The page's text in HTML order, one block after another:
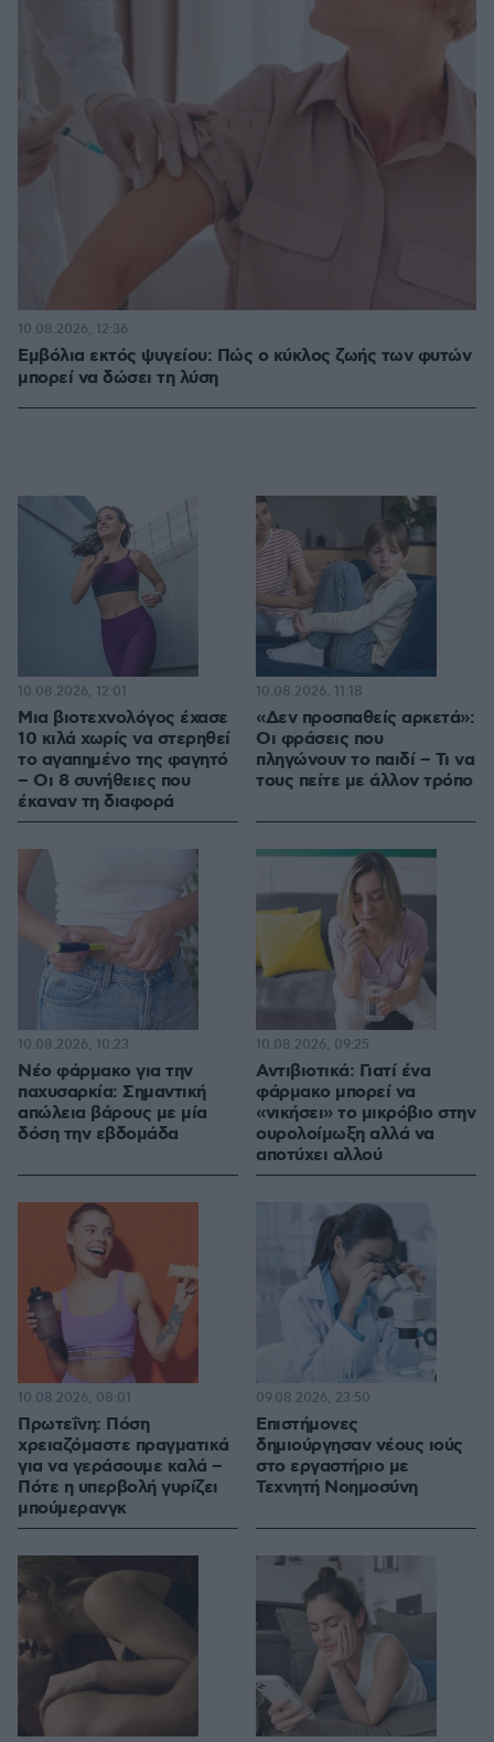
Εμβόλια εκτός ψυγείου: Πώς ο κύκλος ζωής των φυτών
μπορεί να δώσει τη λύση
10.08.2026, 12:36
Μια βιοτεχνολόγος έχασε
10 κιλά χωρίς να στερηθεί
το αγαπημένο της φαγητό
– Οι 8 συνήθειες που
έκαναν τη διαφορά
10.08.2026, 12:01
«Δεν προσπαθείς αρκετά»:
Οι φράσεις που
πληγώνουν το παιδί – Τι να
τους πείτε με άλλον τρόπο
10.08.2026, 11:18
Νέο φάρμακο για την
παχυσαρκία: Σημαντική
απώλεια βάρους με μία
δόση την εβδομάδα
10.08.2026, 10:23
Αντιβιοτικά: Γιατί ένα
φάρμακο μπορεί να
«νικήσει» το μικρόβιο στην
ουρολοίμωξη αλλά να
αποτύχει αλλού
10.08.2026, 09:25
Πρωτεΐνη: Πόση
χρειαζόμαστε πραγματικά
για να γεράσουμε καλά –
Πότε η υπερβολή γυρίζει
μπούμερανγκ
10.08.2026, 08:01
Επιστήμονες
δημιούργησαν νέους ιούς
στο εργαστήριο με
Τεχνητή Νοημοσύνη
09.08.2026, 23:50